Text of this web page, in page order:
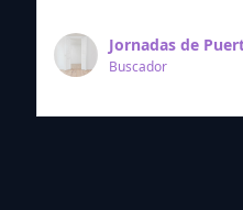
Jornadas de
Buscador